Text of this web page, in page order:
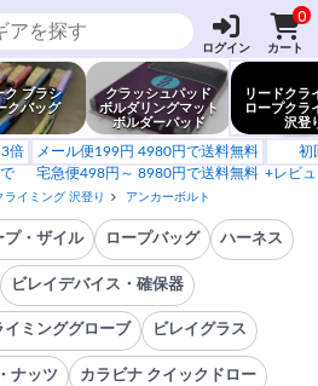
ログイン
0
カート
ク ブラシ
クバッグ
クラッシュパッド
ボルダリングマット
ボルダーパッド
リードクラ
ロープクラ
沢登
倍
メール便199円 4980円で送料無料
宅急便498円～ 8980円で送料無料
初
+レビ
ライミング 沢登り アンカーボルト
プ・ザイル ロープバッグ ハーネス
ビレイデバイス・確保器
イミンググローブ ビレイグラス
ナッツ カラビナ クイックドロー